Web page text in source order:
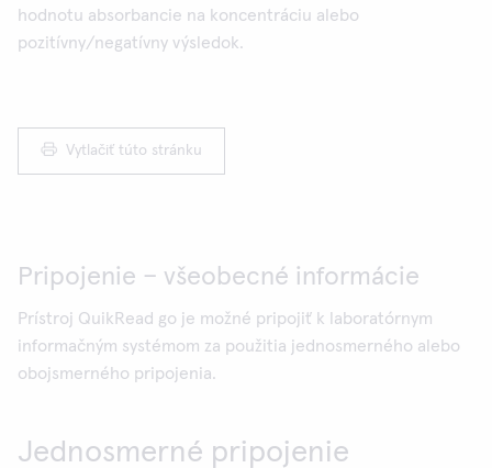
hodnotu absorbancie na koncentráciu alebo
pozitívny/negatívny výsledok.
Vytlačiť túto stránku
Pripojenie – všeobecné informácie
Prístroj QuikRead go je možné pripojiť k laboratórnym
informačným systémom za použitia jednosmerného alebo
obojsmerného pripojenia.
Jednosmerné pripojenie